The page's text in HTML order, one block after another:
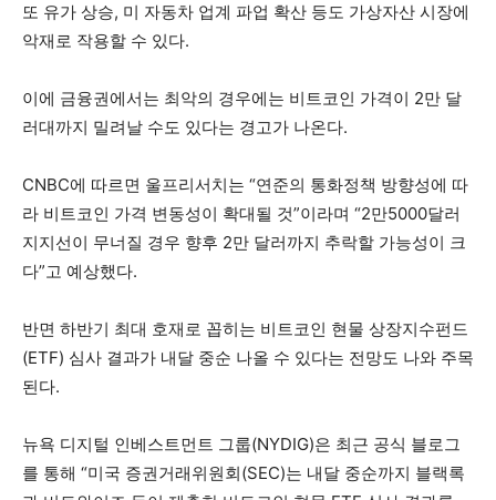
또 유가 상승, 미 자동차 업계 파업 확산 등도 가상자산 시장에
악재로 작용할 수 있다.
이에 금융권에서는 최악의 경우에는 비트코인 가격이 2만 달
러대까지 밀려날 수도 있다는 경고가 나온다.
CNBC에 따르면 울프리서치는 “연준의 통화정책 방향성에 따
라 비트코인 가격 변동성이 확대될 것”이라며 “2만5000달러
지지선이 무너질 경우 향후 2만 달러까지 추락할 가능성이 크
다”고 예상했다.
반면 하반기 최대 호재로 꼽히는 비트코인 현물 상장지수펀드
(ETF) 심사 결과가 내달 중순 나올 수 있다는 전망도 나와 주목
된다.
뉴욕 디지털 인베스트먼트 그룹(NYDIG)은 최근 공식 블로그
를 통해 “미국 증권거래위원회(SEC)는 내달 중순까지 블랙록